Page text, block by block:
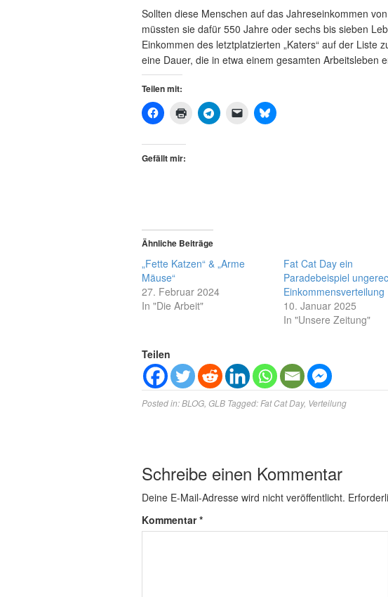
Sollten diese Menschen auf das Jahreseinkommen
müssten sie dafür 550 Jahre oder sechs bis sieben
Einkommen des letztplatzierten „Katers“ auf der Liste
eine Dauer, die in etwa einem gesamten Arbeitsleben
Teilen mit:
Gefällt mir:
Ähnliche Beiträge
„Fette Katzen“ & „Arme
Mäuse“
27. Februar 2024
In "Die Arbeit"
Fat Cat Day ein
Paradebeispiel
Einkommensverteilung
10. Januar 2025
In "Unsere Zeitung"
Teilen
Posted in:BLOG GLB Tagged: Fat Cat Day, Verteilung
Schreibe einen Kommentar
Deine E-Mail-Adresse wird nicht veröffentlicht.
Kommentar*